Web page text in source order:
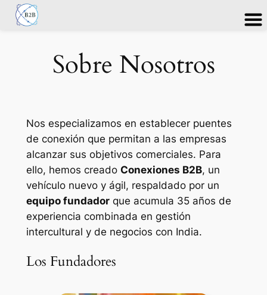
Sobre Nosotros
Nos especializamos en establecer puentes
de conexión que permitan a las empresas
alcanzar sus objetivos comerciales. Para
ello, hemos creado Conexiones B2B, un
vehículo nuevo y ágil, respaldado por un
equipo fundadorque acumula 35 años de
experiencia combinada en gestión
intercultural y de negocios con India.
Los Fundadores